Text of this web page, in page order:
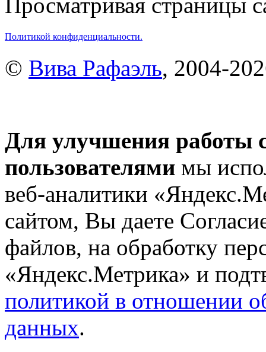
Политикой конфиденциальности.
© Вива Рафаэль, 2004-
Для улучшения работы
пользователями мы
веб-аналитики
сайтом, Вы даете
файлов, на обработку
«Яндекс.Метрика» и
политикой в отношении
данных.